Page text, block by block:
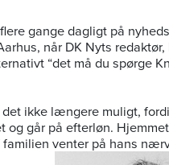
gange dagligt på
når DK Nyts redaktør,
“det må du spørge
det ikke længere muligt,
går på efterløn.
familien venter på hans